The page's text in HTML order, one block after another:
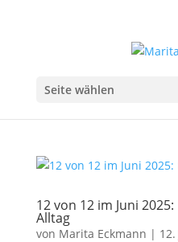
Seite wählen
12 von 12 im Juni
Alltag
von Marita Eckmann |